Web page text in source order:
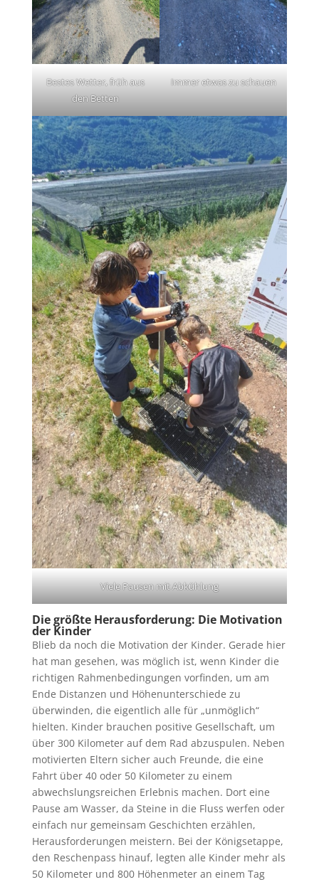
Bestes Wetter, früh aus
den Betten
Immer etwas zu schauen
Viele Pausen mit Abkühlung
Die größte Herausforderung: Die Motivation
der Kinder
Blieb da noch die Motivation der Kinder. Gerade hier
hat man gesehen, was möglich ist, wenn Kinder die
richtigen Rahmenbedingungen vorfinden, um am
Ende Distanzen und Höhenunterschiede zu
überwinden, die eigentlich alle für „unmöglich“
hielten. Kinder brauchen positive Gesellschaft, um
über 300 Kilometer auf dem Rad abzuspulen. Neben
motivierten Eltern sicher auch Freunde, die eine
Fahrt über 40 oder 50 Kilometer zu einem
abwechslungsreichen Erlebnis machen. Dort eine
Pause am Wasser, da Steine in die Fluss werfen oder
einfach nur gemeinsam Geschichten erzählen,
Herausforderungen meistern. Bei der Königsetappe,
den Reschenpass hinauf, legten alle Kinder mehr als
50 Kilometer und 800 Höhenmeter an einem Tag